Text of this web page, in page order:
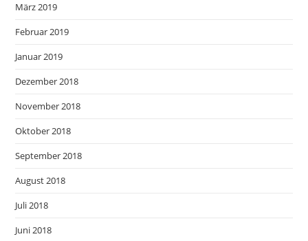
März 2019
Februar 2019
Januar 2019
Dezember 2018
November 2018
Oktober 2018
September 2018
August 2018
Juli 2018
Juni 2018